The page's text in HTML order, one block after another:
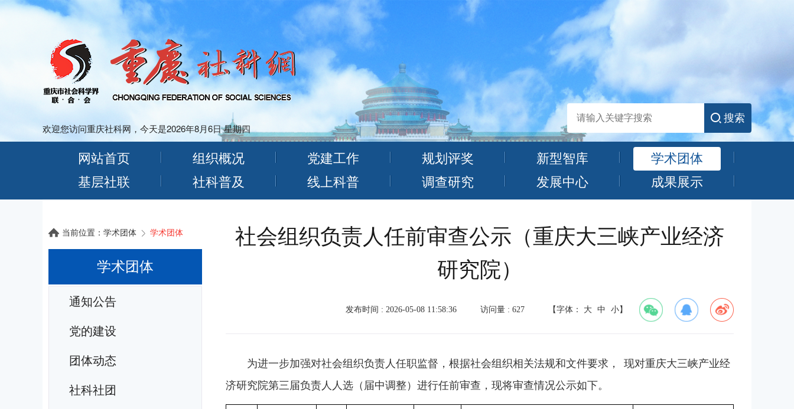
欢迎您访问重庆社科网，今天是2026年8月6日 星期四
搜索
网站首页 组织概况 党建工作 规划评奖 新型智库
学术团体
基层社联
社科普及 线上科普 调查研究 发展中心 成果展示
当前位置： 学术团体 学术团体
学术团体
通知公告
党的建设
团体动态
社科社团
社会组织负责人任前审查公示（重庆大三峡产业经济
研究院）
发布时间 : 2026-05-08 11:58:36 访问量 : 627 【字体： 大 中 小】
为进一步加强对社会组织负责人任职监督，根据社会组织相关法规和文件要求，
现对重庆大三峡产业经
济研究院第三届负责人人选（届中调整）进行任前审查，现将审查情况公示如下。